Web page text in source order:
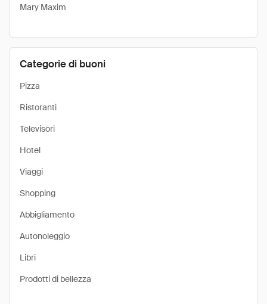
Mary Maxim
Categorie di buoni
Pizza
Ristoranti
Televisori
Hotel
Viaggi
Shopping
Abbigliamento
Autonoleggio
Libri
Prodotti di bellezza